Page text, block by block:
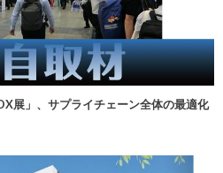
展」、サプライチェーン全体の最適化